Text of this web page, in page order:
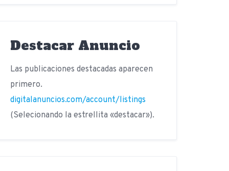
Destacar Anuncio
Las publicaciones destacadas aparecen
primero.
digitalanuncios.com/account/listings
(Selecionando la estrellita «destacar»).